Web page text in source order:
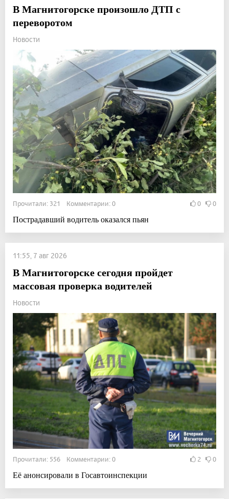
В Магнитогорске произошло ДТП с
переворотом
Новости
Прочитали: 321 Комментарии: 0 0 0
Пострадавший водитель оказался пьян
11:55, 7 авг 2026
В Магнитогорске сегодня пройдет
массовая проверка водителей
Новости
Прочитали: 556 Комментарии: 0 2 0
Её анонсировали в Госавтоинспекции